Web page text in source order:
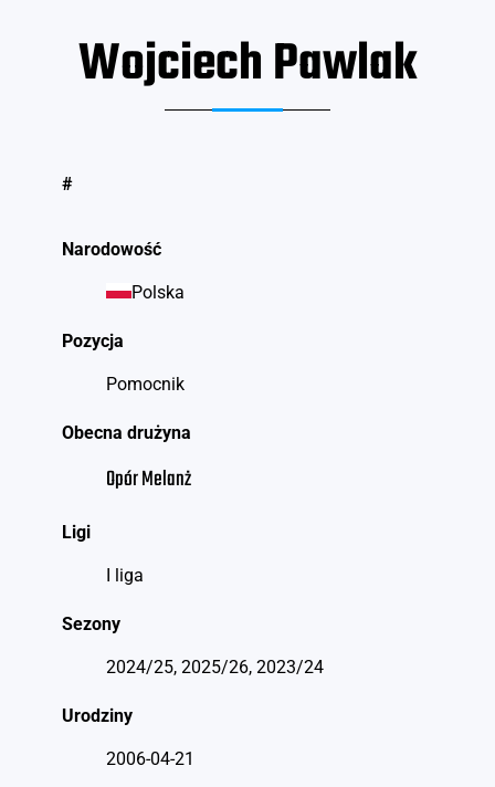
Wojciech Pawlak
#
Narodowość
Polska
Pozycja
Pomocnik
Obecna drużyna
Opór Melanż
Ligi
I liga
Sezony
2024/25, 2025/26, 2023/24
Urodziny
2006-04-21